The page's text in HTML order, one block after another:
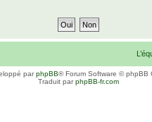
parphpBB® Forum Software © phpBB
Traduit parphpBB-fr.com